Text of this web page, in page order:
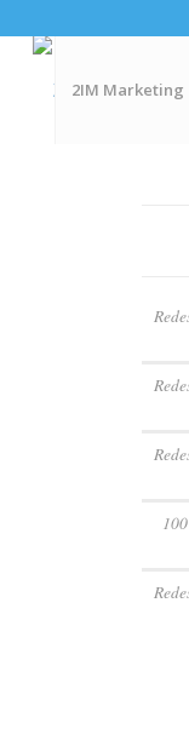
2IM Marketing